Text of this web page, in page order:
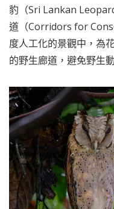
豹（Sri Lankan
道（Corridors for
度人工化的景觀中，為
的野生廊道，避免野生